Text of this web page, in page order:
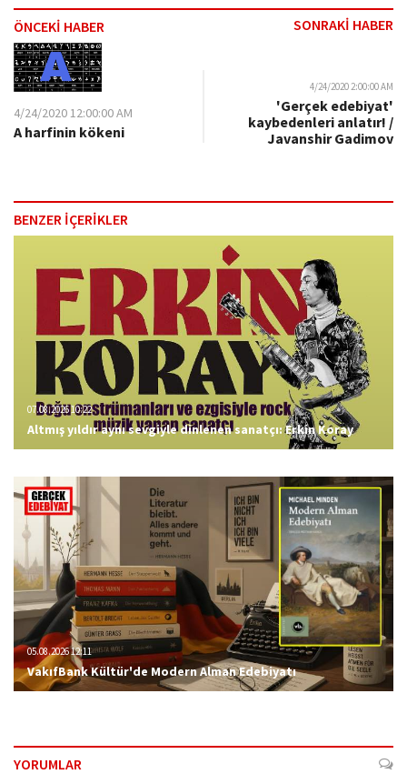
ÖNCEKİ HABER SONRAKİ HABER
4/24/2020 12:00:00 AM
A harfinin kökeni
4/24/2020 2:00:00 AM
'Gerçek edebiyat'
kaybedenleri anlatır! /
Javanshir Gadimov
BENZER İÇERİKLER
07.08.2026 10:22
Altmış yıldır aynı sevgiyle dinlenen sanatçı: Erkin Koray
05.08.2026 12:11
VakıfBank Kültür'de Modern Alman Edebiyatı
YORUMLAR